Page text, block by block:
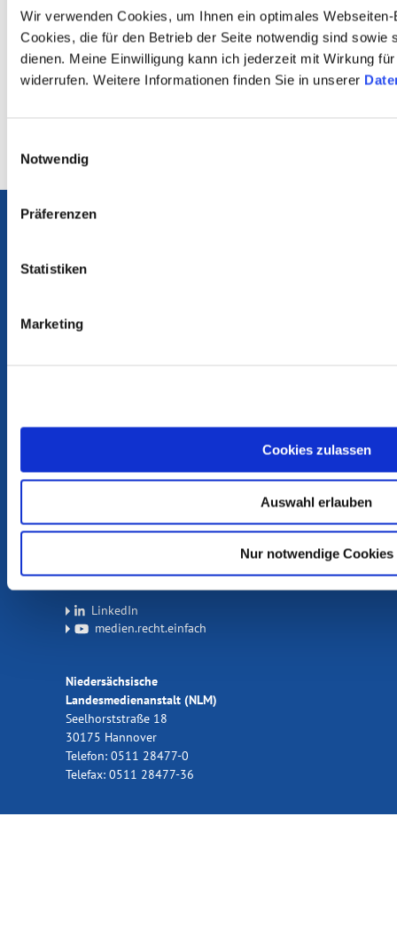
Wir verwenden Cookies, um Ihnen ein optimales
Cookies, die für den Betrieb der Seite notwendig sind sowie
dienen. Meine Einwilligung kann ich jederzeit mit Wirkung
widerrufen. Weitere Informationen finden Sie in unserer
Notwendig
Präferenzen
Statistiken
Marketing
Cookies zulassen
Auswahl erlauben
Nur notwendige Cookies
Die Medienanstalten
Flimmo
NLM © 2026
Datenschutz
LinkedIn
medien.recht.einfach
Niedersächsische
Landesmedienanstalt (NLM)
Seelhorststraße 18
30175 Hannover
Telefon: 0511 28477-0
Telefax: 0511 28477-36